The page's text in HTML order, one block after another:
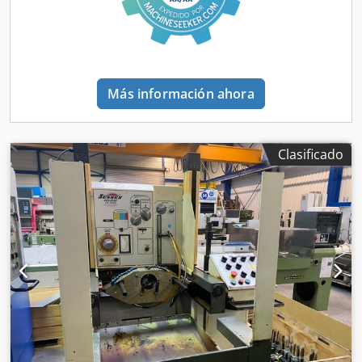
Tensión de armadura Ua 260 V Tensión de excitación Ue
340 V Velocidad de rotación 3110 rpm Potencia 2 kW
Ventilación externa 220V, 50/60 Hz Motor del
tirones Tensión de armadura Ua 260 V Tensión de
excitación Ue 340 V Velocidad de rotación 3110 rpm
Pasos por segundo 50 Par motor 1100 Nm Ajuste de la
corona dentada: Tipo motor con freno de corriente alterna
2 posiciones Tensión 380V / 50 Hz Velocidad de rotación
700-1400 rpm Potencia 0,25/0,37 kW Freno de corriente
continua 24V Par de frenado 16 Nm Convertidores de
potencia: Tensión de entrada 380V / 50 Hz Tensión
inducida 270 V Tensión de excitación 340 V Relación de
reducción del sinfín (accionamiento interior) Relación i = 1
: 30 Relación de reducción del sinfín (sistema inferior)
Relación i = 1 : 15,5 Relación de reducción del sinfín
(sistema superior) Relación i = 1 : 15,5 Presión de
funcionamiento: Circuito de aire 6-7 bar Bomba de líquido
de rodaje: Tensión de conexión a la red 380V 50Hz
Más información ahora
Clasificado